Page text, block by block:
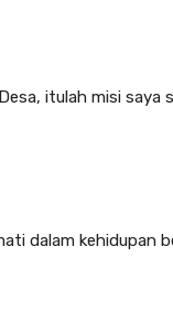
itulah misi
dalam kehidupan